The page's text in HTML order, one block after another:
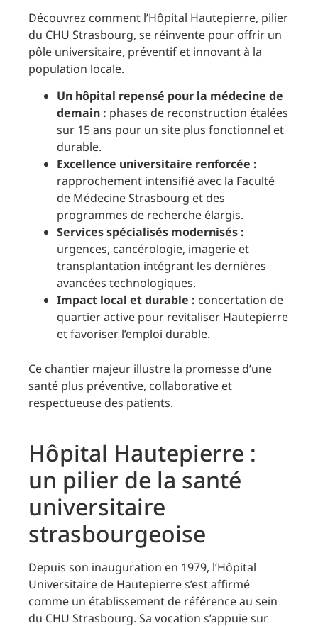
Découvrez comment l’Hôpital Hautepierre, pilier
du CHU Strasbourg, se réinvente pour offrir un
pôle universitaire, préventif et innovant à la
population locale.
Un hôpital repensé pour la médecine de
demain : phases de reconstruction étalées
sur 15 ans pour un site plus fonctionnel et
durable.
Excellence universitaire renforcée :
rapprochement intensifié avec la Faculté
de Médecine Strasbourg et des
programmes de recherche élargis.
Services spécialisés modernisés :
urgences, cancérologie, imagerie et
transplantation intégrant les dernières
avancées technologiques.
Impact local et durable : concertation de
quartier active pour revitaliser Hautepierre
et favoriser l’emploi durable.
Ce chantier majeur illustre la promesse d’une
santé plus préventive, collaborative et
respectueuse des patients.
Hôpital Hautepierre :
un pilier de la santé
universitaire
strasbourgeoise
Depuis son inauguration en 1979, l’Hôpital
Universitaire de Hautepierre s’est affirmé
comme un établissement de référence au sein
du CHU Strasbourg. Sa vocation s’appuie sur